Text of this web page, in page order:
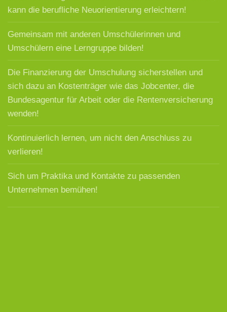
kann die berufliche Neuorientierung erleichtern!
Gemeinsam mit anderen Umschülerinnen und
Umschülern eine Lerngruppe bilden!
Die Finanzierung der Umschulung sicherstellen und
sich dazu an Kostenträger wie das Jobcenter, die
Bundesagentur für Arbeit oder die Rentenversicherung
wenden!
Kontinuierlich lernen, um nicht den Anschluss zu
verlieren!
Sich um Praktika und Kontakte zu passenden
Unternehmen bemühen!